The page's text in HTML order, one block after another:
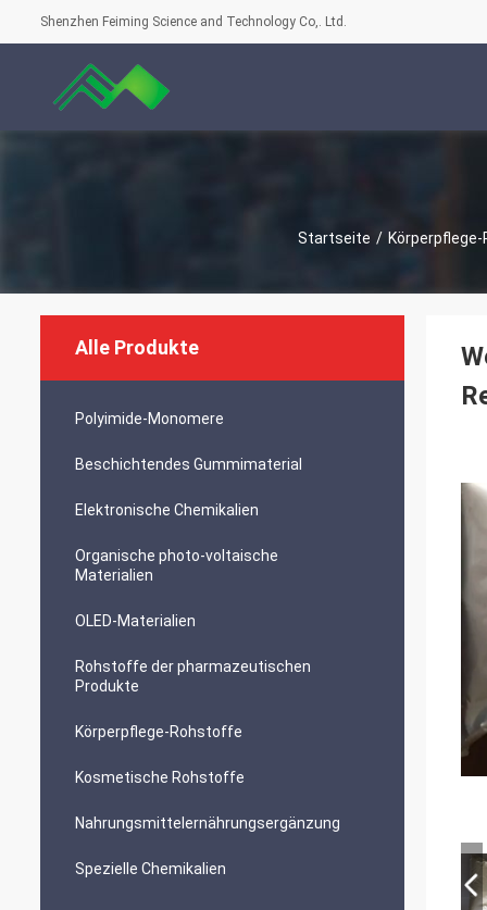
Shenzhen Feiming Science and Technology Co,. Ltd.
Startseite /
Alle Produkte
Polyimide-Monomere
Beschichtendes Gummimaterial
Elektronische Chemikalien
Organische photo-voltaische
Materialien
OLED-Materialien
Rohstoffe der pharmazeutischen
Produkte
Körperpflege-Rohstoffe
Kosmetische Rohstoffe
Nahrungsmittelernährungsergänzung
Spezielle Chemikalien